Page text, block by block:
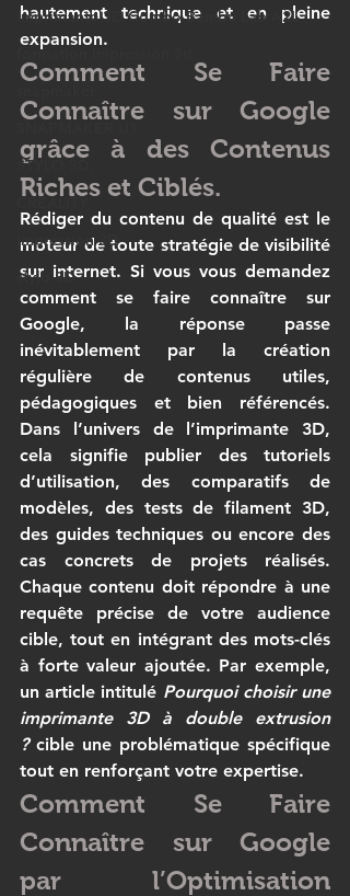
Imprimante 3D Combo Bambu Lab A2L
formation impression 3d
STYLO 3D,
CREALITY,
impression 3D
stylo 3D
hautement technique et en pleine
expansion.
Comment Se Faire
Connaître sur Google
grâce à des Contenus
Riches et Ciblés.
Rédiger du contenu de qualité est le
moteur de toute stratégie de visibilité
comment se faire connaître sur
Google, la réponse passe
inévitablement par la création
régulière de contenus utiles,
pédagogiques et bien référencés.
Dans l’univers de l’imprimante 3D,
cela signifie publier des tutoriels
d’utilisation, des comparatifs de
modèles, des tests de filament 3D,
des guides techniques ou encore des
cas concrets de projets réalisés.
Chaque contenu doit répondre à une
requête précise de votre audience
cible, tout en intégrant des mots-clés
à forte valeur ajoutée. Par exemple,
un article intitulé
Pourquoi choisir une
imprimante 3D à double extrusion
? cible une problématique spécifique
tout en renforçant votre expertise.
Comment Se Faire
Connaître sur Google
par l’Optimisation